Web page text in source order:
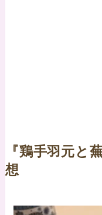
『鶏手羽元と
想